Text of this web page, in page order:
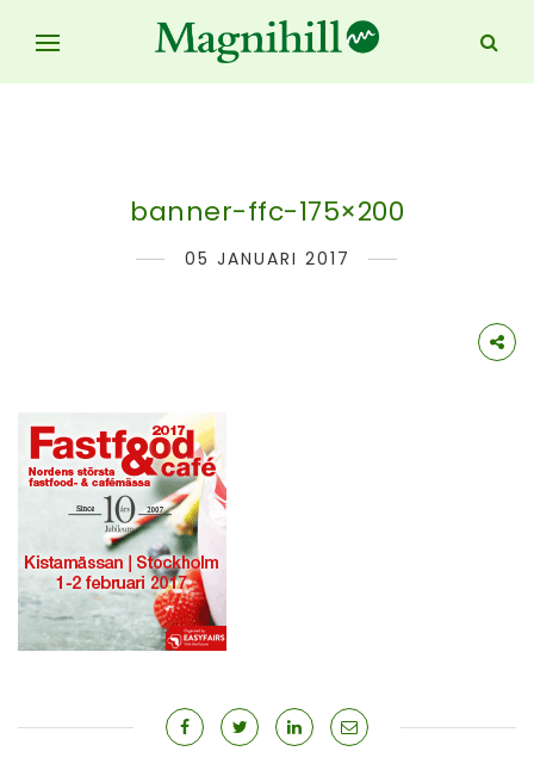
banner-ffc-175×200
05 JANUARI 2017